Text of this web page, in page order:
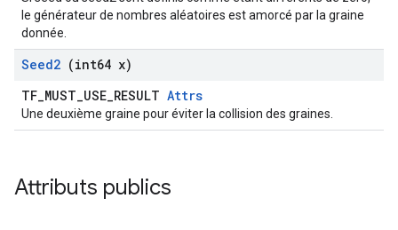
le générateur de nombres aléatoires est amorcé par la graine
donnée.
Seed2 (int64 x)
TF_MUST_USE_RESULT Attrs
Une deuxième graine pour éviter la collision des graines.
Attributs publics